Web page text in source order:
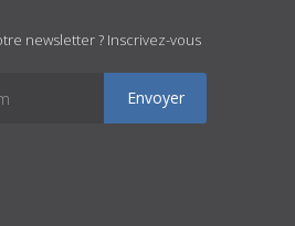
newsletter ? Inscrivez-vous
Envoyer